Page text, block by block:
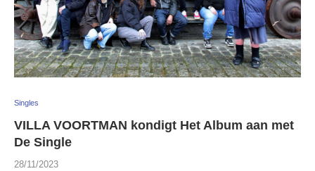
Singles
VILLA VOORTMAN kondigt Het Album aan met
De Single
28/11/2023